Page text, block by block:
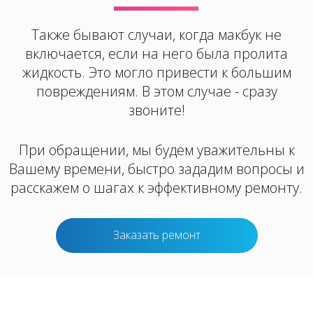
Также бывают случаи, когда макбук не
включается, если на него была пролита
жидкость. Это могло привести к большим
повреждениям. В этом случае - сразу
звоните!
При обращении, мы будем уважительны к
Вашему времени, быстро зададим вопросы и
расскажем о шагах к эффективному ремонту.
Заказать ремонт